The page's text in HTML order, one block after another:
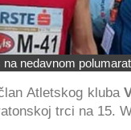
na nedavnom
Atletskog kluba
trci na 15.